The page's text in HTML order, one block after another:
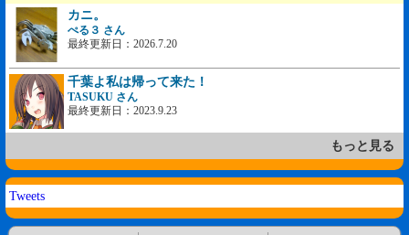
カニ。
ぺる３ さん
最終更新日：2026.7.20
千葉よ私は帰って来た！
TASUKU さん
最終更新日：2023.9.23
もっと見る
Tweets